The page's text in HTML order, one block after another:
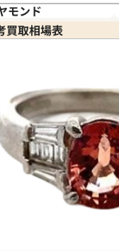
モンド
買取相場表